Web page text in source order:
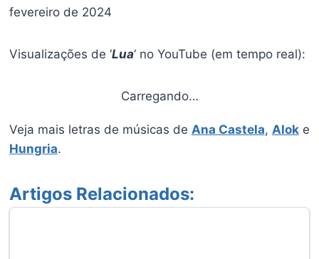
fevereiro de 2024
Visualizações de ‘Lua‘ no YouTube (em tempo real):
Carregando…
Veja mais letras de músicas de Ana Castela, Aloke
Hungria.
Artigos Relacionados: